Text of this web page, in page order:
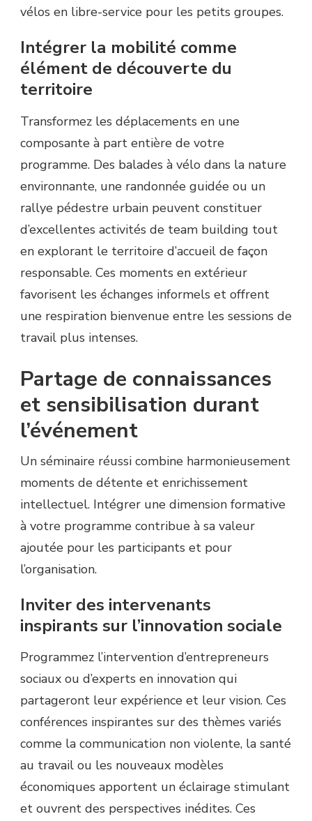
vélos en libre-service pour les petits groupes.
Intégrer la mobilité comme
élément de découverte du
territoire
Transformez les déplacements en une
composante à part entière de votre
programme. Des balades à vélo dans la nature
environnante, une randonnée guidée ou un
rallye pédestre urbain peuvent constituer
d’excellentes activités de team building tout
en explorant le territoire d’accueil de façon
responsable. Ces moments en extérieur
favorisent les échanges informels et offrent
une respiration bienvenue entre les sessions de
travail plus intenses.
Partage de connaissances
et sensibilisation durant
l’événement
Un séminaire réussi combine harmonieusement
moments de détente et enrichissement
intellectuel. Intégrer une dimension formative
à votre programme contribue à sa valeur
ajoutée pour les participants et pour
l’organisation.
Inviter des intervenants
inspirants sur l’innovation sociale
Programmez l’intervention d’entrepreneurs
sociaux ou d’experts en innovation qui
partageront leur expérience et leur vision. Ces
conférences inspirantes sur des thèmes variés
comme la communication non violente, la santé
au travail ou les nouveaux modèles
économiques apportent un éclairage stimulant
et ouvrent des perspectives inédites. Ces